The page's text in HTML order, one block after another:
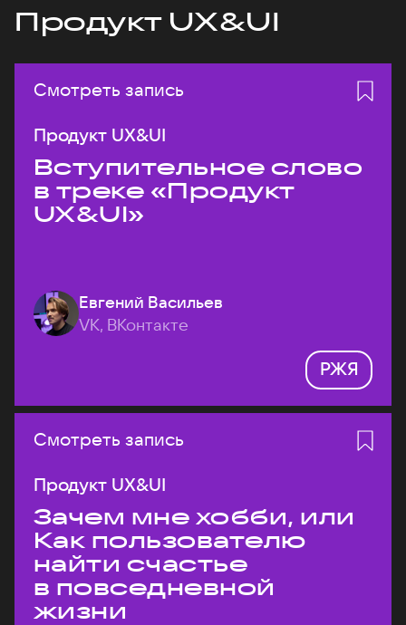
Продукт UX&UI
Смотреть запись
Продукт UX&UI
Вступительное слово
в треке «Продукт
UX&UI»
Евгений Васильев
VK, ВКонтакте
РЖЯ
Смотреть запись
Продукт UX&UI
Зачем мне хобби, или
Как пользователю
найти счастье
в повседневной
жизни